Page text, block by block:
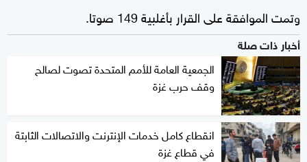
وتمت الموافقة على القرار بأغلبية 149 صوتا.
أخبار ذات صلة
الجمعية العامة للأمم المتحدة تصوت لصالح
وقف حرب غزة
انقطاع كامل خدمات الإنترنت والاتصالات الثابتة
في قطاع غزة